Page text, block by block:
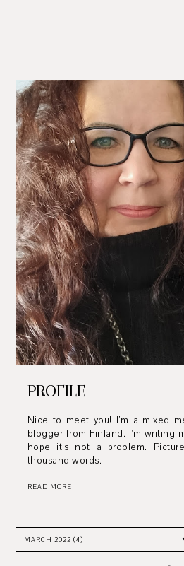
PROFILE
Nice to meet you! I’m a mixed
blogger from Finland. I’m writing
hope it’s not a problem.
thousand words.
READ MORE